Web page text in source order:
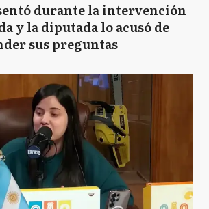
durante la intervención
y la diputada lo acusó de
sus preguntas